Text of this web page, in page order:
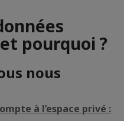
pourquoi ?
nous
à l’espace privé :